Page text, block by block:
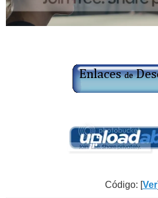
Código: [ Ver]